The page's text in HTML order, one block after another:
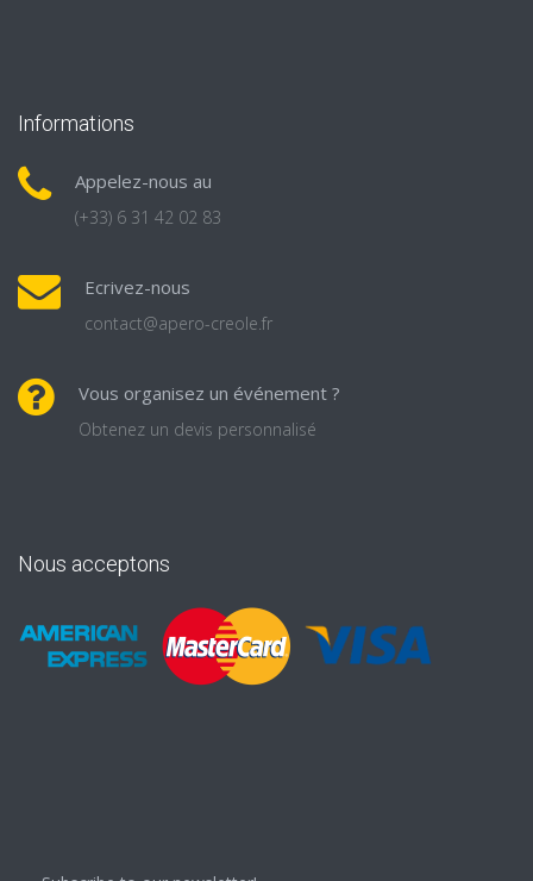
Informations
Appelez-nous au
(+33) 6 31 42 02 83
Ecrivez-nous
contact@apero-creole.fr
Vous organisez un événement ?
Obtenez un devis personnalisé
Nous acceptons